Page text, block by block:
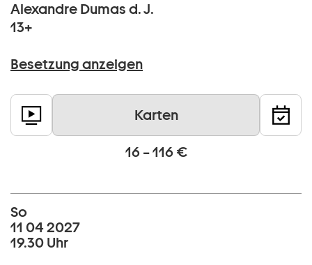
Alexandre Dumas d. J.
13+
Besetzung anzeigen
Karten
16 – 116 €
So
11 04 2027
19.30 Uhr